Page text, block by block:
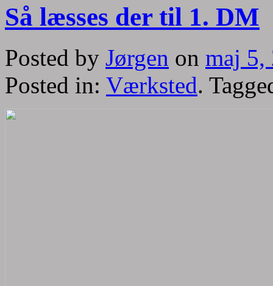
Så læsses der til 1. DM
Posted by Jørgen on maj 5,
Posted in: Værksted.